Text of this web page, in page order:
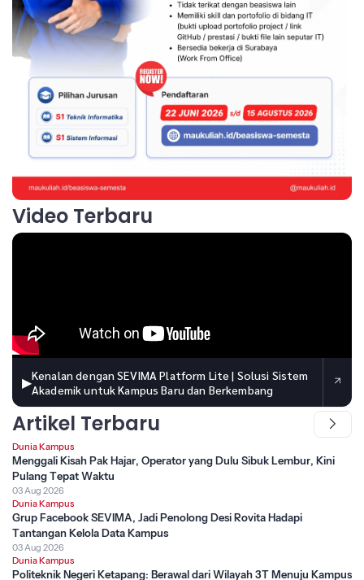
Video Terbaru
▶Kenalan dengan SEVIMA Platform Lite | Solusi Sistem
Akademik untuk Kampus Baru dan Berkembang
Artikel Terbaru
Dunia Kampus
Menggali Kisah Pak Hajar, Operator yang Dulu Sibuk Lembur, Kini
Pulang Tepat Waktu
03 Aug 2026
Dunia Kampus
Grup Facebook SEVIMA, Jadi Penolong Desi Rovita Hadapi
Tantangan Kelola Data Kampus
03 Aug 2026
Dunia Kampus
Politeknik Negeri Ketapang: Berawal dari Wilayah 3T Menuju Kampus